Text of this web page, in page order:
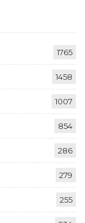
1765
1458
1007
854
286
279
255